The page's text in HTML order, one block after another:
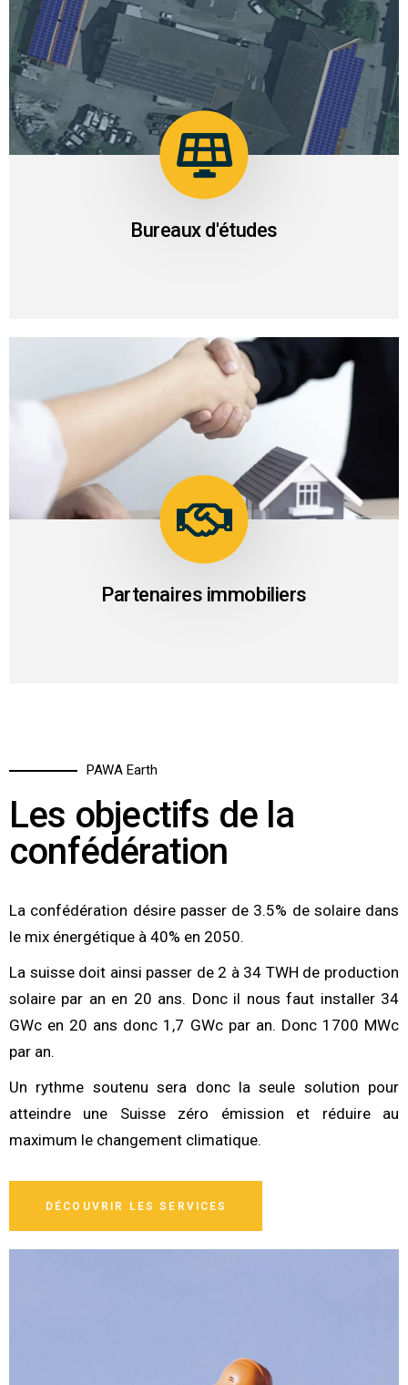
Bureaux d'études
03
Bureaux d’étude et installateurs partenaires reconnus.
Partenaires immobiliers
04
PAWA dispose de partenaires immobiliers fiables.
PAWA Earth
Les objectifs de la
confédération
La confédération désire passer de 3.5% de solaire dans
le mix énergétique à 40% en 2050.
La suisse doit ainsi passer de 2 à 34 TWH de production
solaire par an en 20 ans. Donc il nous faut installer 34
GWc en 20 ans donc 1,7 GWc par an. Donc 1700 MWc
par an.
Un rythme soutenu sera donc la seule solution pour
atteindre une Suisse zéro émission et réduire au
maximum le changement climatique.
DÉCOUVRIR LES SERVICES